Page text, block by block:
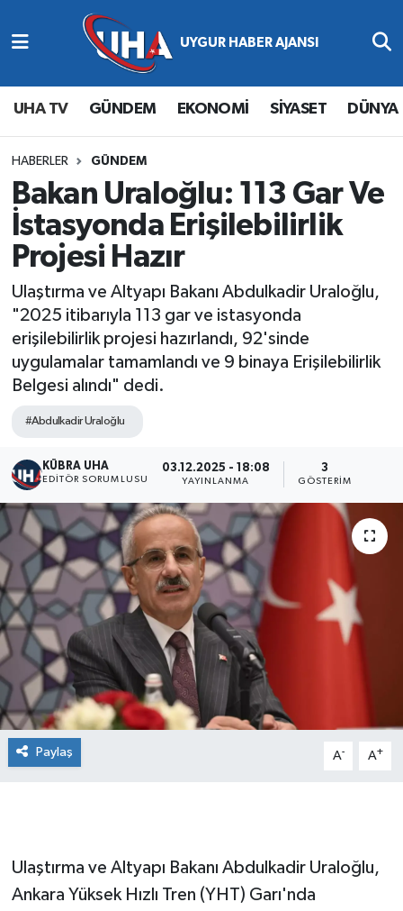
UHA TV GÜNDEM EKONOMİ SİYASET DÜNYA
HABERLER GÜNDEM
Bakan Uraloğlu: 113 Gar Ve
İstasyonda Erişilebilirlik
Projesi Hazır
Ulaştırma ve Altyapı Bakanı Abdulkadir Uraloğlu,
"2025 itibarıyla 113 gar ve istasyonda
erişilebilirlik projesi hazırlandı, 92'sinde
uygulamalar tamamlandı ve 9 binaya Erişilebilirlik
Belgesi alındı" dedi.
#Abdulkadir Uraloğlu
KÜBRA UHA
EDİTÖR SORUMLUSU
03.12.2025 - 18:08
YAYINLANMA
3
GÖSTERIM
Paylaş A- A+
Ulaştırma ve Altyapı Bakanı Abdulkadir Uraloğlu,
Ankara Yüksek Hızlı Tren (YHT) Garı'nda
Abone Ol
Gündem
Ekonomi
Magazin
Siyaset
Spor
Yaşam
Nöbetçi Eczaneler
Hava Durumu
Namaz Vakitleri
Trafik Durumu
Süper Lig Puan Durumu ve Fikstür
Tüm Manşetler
Son Dakika Haberleri
Haber Arşivi